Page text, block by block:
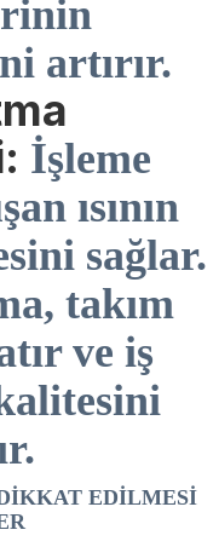
artırır.
İşleme
ısının
sağlar.
takım
ve iş
EDILMESI